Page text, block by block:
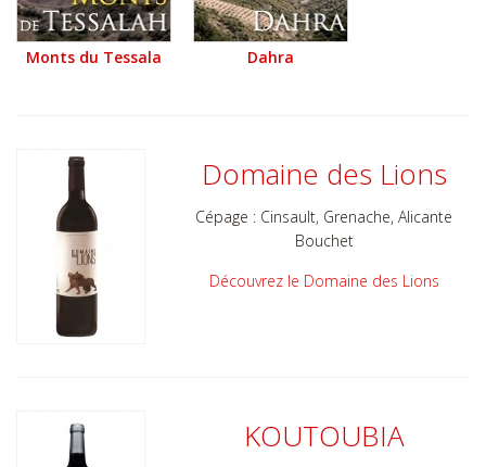
Monts du Tessala Dahra
Domaine des Lions
Cépage : Cinsault, Grenache, Alicante
Bouchet
Découvrez le Domaine des Lions
KOUTOUBIA